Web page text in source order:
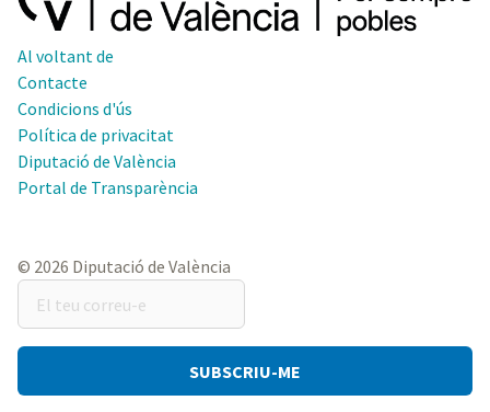
Al voltant de
Contacte
Condicions d'ús
Política de privacitat
Diputació de València
Portal de Transparència
© 2026 Diputació de València
teu
correu-